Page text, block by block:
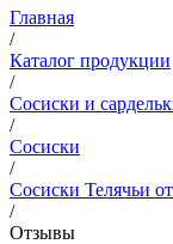
Главная
/
Каталог продукции
/
Сосиски и
/
Сосиски
/
Сосиски Телячьи
/
Отзывы